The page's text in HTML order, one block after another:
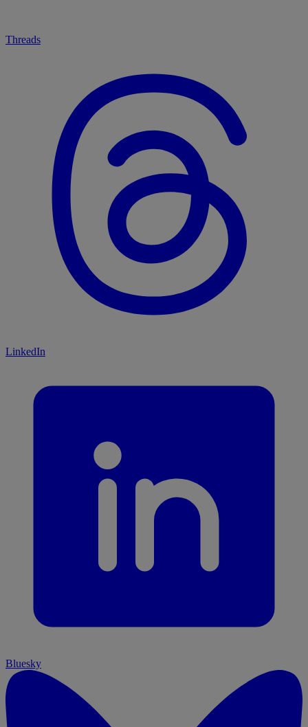
Threads
LinkedIn
Bluesky